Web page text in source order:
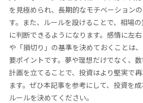
を見極められ、長期的なモチベーション
す。また、ルールを設けることで、相場
に判断できるようになります。感情に左右
や「損切り」の基準を決めておくことは
要ポイントです。夢や理想だけでなく、
計画を立てることで、投資はより堅実で
ます。ぜひ本記事を参考にして、投資を
ルールを決めてください。